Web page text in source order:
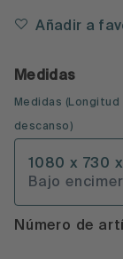
Añadir a
Medidas
Medidas (Longitud
descanso )
1080 x 730
Bajo
Número de